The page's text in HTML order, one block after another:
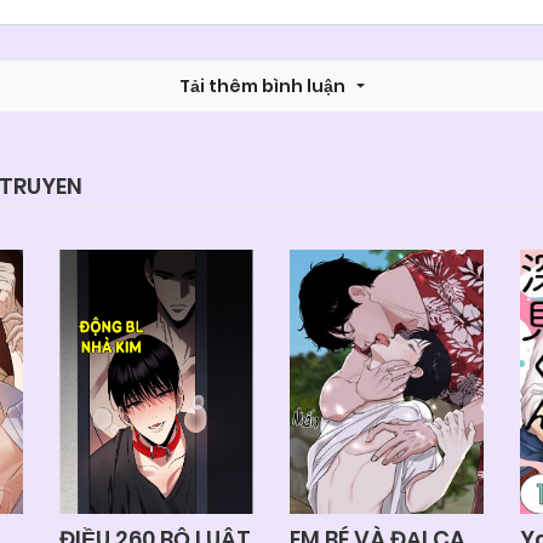
Chapter 46
Chapter 42 26/06/2026
Chapter 40 26/06/2026
Chapter 38 26/06/2026
Chapter 36 26/06/2026
Tải thêm bình luận